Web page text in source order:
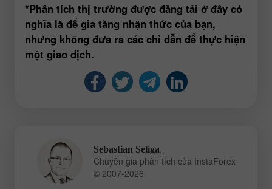
*Phân tích thị trường được đăng tải ở đây có
nghĩa là để gia tăng nhận thức của bạn,
nhưng không đưa ra các chỉ dẫn để thực hiện
một giao dịch.
Sebastian Seliga
Chuyên gia phân tích của InstaForex
© 2007-2026